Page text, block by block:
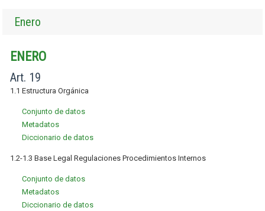
Enero
ENERO
Art. 19
1.1 Estructura Orgánica
Conjunto de datos
Metadatos
Diccionario de datos
1.2-1.3 Base Legal Regulaciones Procedimientos Internos
Conjunto de datos
Metadatos
Diccionario de datos